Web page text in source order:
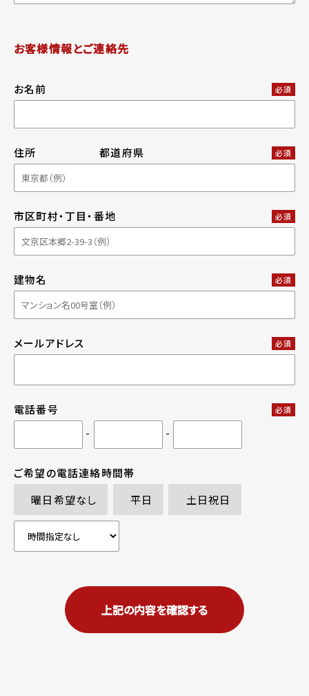
お客様情報とご連絡先
お名前 必須
住所 都道府県 必須
市区町村・丁目・番地 必須
建物名 必須
メールアドレス 必須
電話番号 必須
- -
ご希望の電話連絡時間帯
曜日希望なし
平日 土日祝日